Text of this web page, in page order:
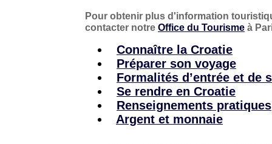
Pour obtenir plus d'information
contacter notre Office du Tourisme à
Connaître la Croatie
Préparer son voyage
Formalités d’entrée et de
Se rendre en Croatie
Renseignements pratiques
Argent et monnaie